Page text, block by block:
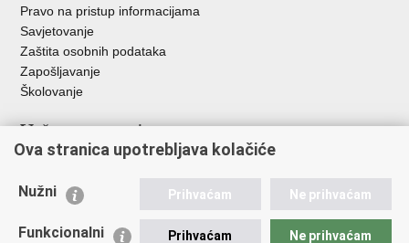
Pravo na pristup informacijama
Savjetovanje
Zaštita osobnih podataka
Zapošljavanje
Školovanje
Važne poveznice
Ministarstvo unutarnjih poslova
Udruge
Policijska akademija
Ova stranica upotrebljava kolačiće
Nužni Prihvaćam Ne prihvaćam
Funkcionalni Prihvaćam Ne prihvaćam